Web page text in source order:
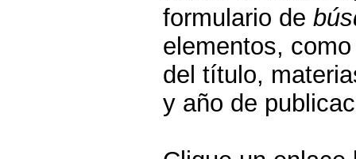
formulario de
elementos,
del título,
y año de